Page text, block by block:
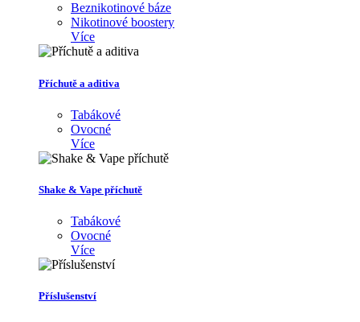
Beznikotinové báze
Nikotinové boostery
Více
Příchutě a aditiva
Tabákové
Ovocné
Více
Shake & Vape příchutě
Tabákové
Ovocné
Více
Příslušenství